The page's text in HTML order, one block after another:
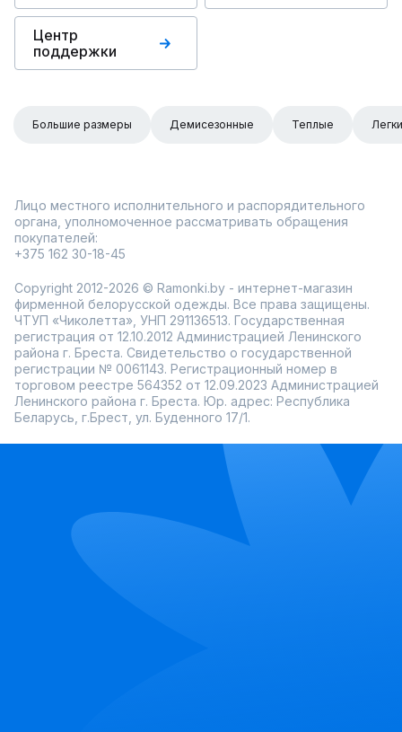
Центр
поддержки
Большие размеры Демисезонные Теплые
Лицо местного исполнительного и распорядительного
органа, уполномоченное рассматривать обращения
покупателей:
+375 162 30-18-45
Copyright 2012-2026 © Ramonki.by - интернет-магазин
фирменной белорусской одежды. Все права защищены.
ЧТУП «Чиколетта», УНП 291136513. Государственная
регистрация от 12.10.2012 Администрацией Ленинского
района г. Бреста. Свидетельство о государственной
регистрации № 0061143. Регистрационный номер в
торговом реестре 564352 от 12.09.2023 Администрацией
Ленинского района г. Бреста. Юр. адрес: Республика
Беларусь, г.Брест, ул. Буденного 17/1.